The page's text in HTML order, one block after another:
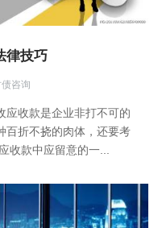
律技巧
咨询
应收款是企业非打不可的
百折不挠的肉体，还要考
收款中应留意的一...